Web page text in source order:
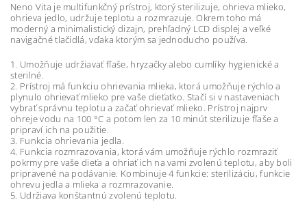
Neno Vita je multifunkčný prístroj, ktorý sterilizuje, ohrieva mlieko,
ohrieva jedlo, udržuje teplotu a rozmrazuje. Okrem toho má
moderný a minimalistický dizajn, prehľadný LCD displej a veľké
navigačné tlačidlá, vďaka ktorým sa jednoducho používa.
1. Umožňuje udržiavať fľaše, hryzačky alebo cumlíky hygienické a
sterilné.
2. Prístroj má funkciu ohrievania mlieka, ktorá umožňuje rýchlo a
plynulo ohrievať mlieko pre vaše dieťatko. Stačí si v nastaveniach
vybrať správnu teplotu a začať ohrievať mlieko. Prístroj najprv
ohreje vodu na 100 °C a potom len za 10 minút sterilizuje fľaše a
pripraví ich na použitie.
3. Funkcia ohrievania jedla.
4. Funkcia rozmrazovania, ktorá vám umožňuje rýchlo rozmraziť
pokrmy pre vaše dieťa a ohriať ich na vami zvolenú teplotu, aby boli
pripravené na podávanie. Kombinuje 4 funkcie: sterilizáciu, funkcie
ohrevu jedla a mlieka a rozmrazovanie.
5. Udržiava konštantnú zvolenú teplotu.